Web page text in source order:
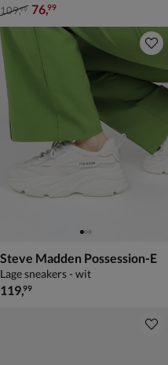
van € 109,99 voor € 76,99
109,99 76,99
Steve Madden Possession-E
Lage sneakers - wit
€ 119,99
119,99